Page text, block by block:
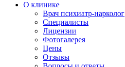
О клинике
Врач психиатр-нарколог
Специалисты
Лицензии
Фотогалерея
Цены
Отзывы